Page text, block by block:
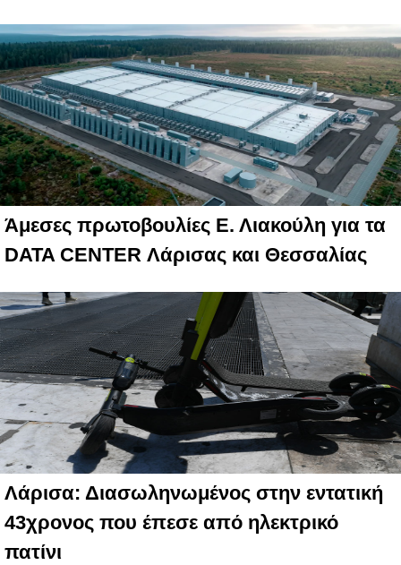
Άμεσες πρωτοβουλίες Ε. Λιακούλη για τα
DATA CENTER Λάρισας και Θεσσαλίας
Λάρισα: Διασωληνωμένος στην εντατική
43χρονος που έπεσε από ηλεκτρικό
πατίνι